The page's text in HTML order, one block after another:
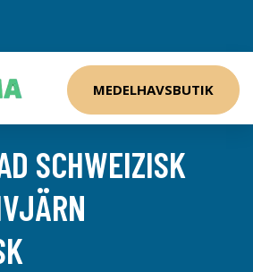
MEDELHAVSBUTIK
SCHWEIZISK